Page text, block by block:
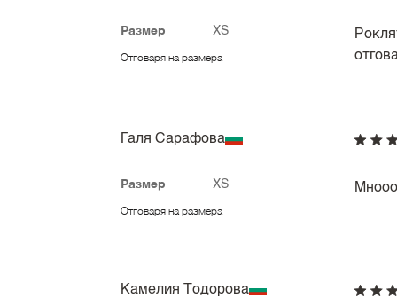
Размер XS
Отговаря на размера
Галя Сарафова
Размер XS
Отговаря на размера
Камелия Тодорова